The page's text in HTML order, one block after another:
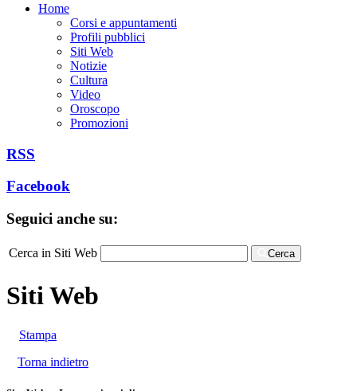
Home
Corsi e appuntamenti
Profili pubblici
Siti Web
Notizie
Cultura
Video
Oroscopo
Promozioni
RSS
Facebook
Seguici anche su:
Cerca in Siti Web Cerca
Siti Web
Stampa
Torna indietro